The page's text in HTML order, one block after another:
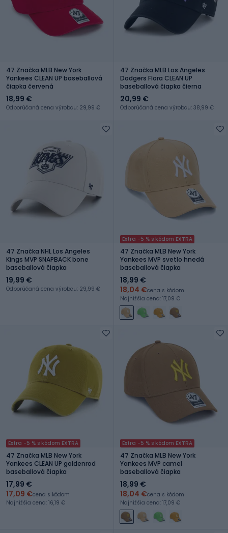
47 Značka MLB New York
Yankees CLEAN UP baseballová
čiapka červená
18,99 €
Odporúčaná cena výrobcu: 29,99 €
47 Značka MLB Los Angeles
Dodgers Flora CLEAN UP
baseballová čiapka čierna
20,99 €
Odporúčaná cena výrobcu: 38,99 €
47 Značka NHL Los Angeles
Kings MVP SNAPBACK bone
baseballová čiapka
19,99 €
Odporúčaná cena výrobcu: 29,99 €
Extra -5 % s kódom EXTRA
47 Značka MLB New York
Yankees MVP svetlo hnedá
baseballová čiapka
18,99 €
18,04 €cena s kódom
Najnižšia cena: 17,09 €
Extra -5 % s kódom EXTRA
47 Značka MLB New York
Yankees CLEAN UP goldenrod
baseballová čiapka
17,99 €
17,09 €cena s kódom
Najnižšia cena: 16,19 €
Extra -5 % s kódom EXTRA
47 Značka MLB New York
Yankees MVP camel
baseballová čiapka
18,99 €
18,04 €cena s kódom
Najnižšia cena: 17,09 €